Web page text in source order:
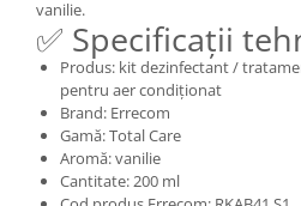
vanilie.
✅ Specificații
Produs: kit dezinfectant /
pentru aer condiționat
Brand: Errecom
Gamă: Total Care
Aromă: vanilie
Cantitate: 200 ml